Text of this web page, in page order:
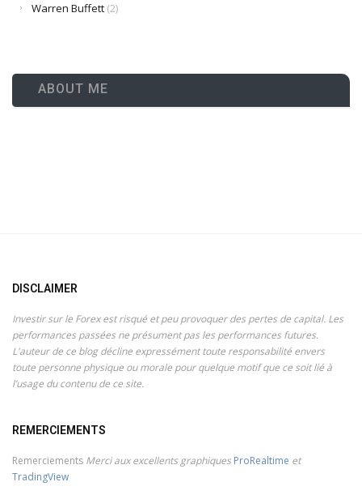
Warren Buffett (2)
ABOUT ME
DISCLAIMER
Investir sur le Forex est risqué et peu provoquer des pertes de capital. Les
performances passées ne présument pas les performances futures.
L'auteur de ce blog décline expressément toute responsabilité envers
toute personne physique ou morale pour quelque motif que ce soit lié à
l’usage du contenu de ce site.
REMERCIEMENTS
Remerciements Merci aux excellents graphiques ProRealtime et
TradingView